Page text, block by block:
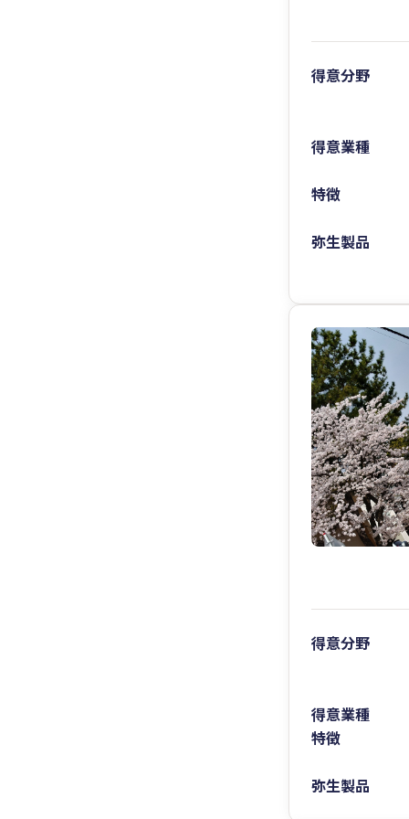
得意分野
得意業種
特徴
弥生製品
得意分野
得意業種
特徴
弥生製品